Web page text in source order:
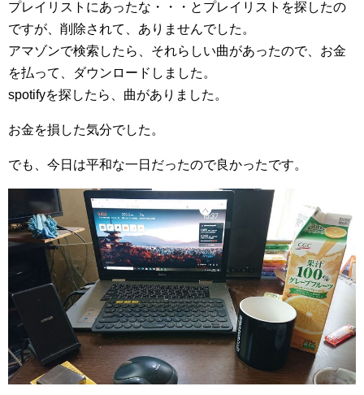
プレイリストにあったな・・・とプレイリストを探したの
ですが、削除されて、ありませんでした。
アマゾンで検索したら、それらしい曲があったので、お金
を払って、ダウンロードしました。
spotifyを探したら、曲がありました。
お金を損した気分でした。
でも、今日は平和な一日だったので良かったです。